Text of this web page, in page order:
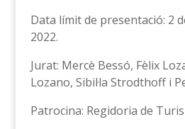
Data límit de presentació: 2
2022.
Jurat: Mercè Bessó, Fèlix
Lozano, Sibil·la Strodthoff i
Patrocina: Regidoria de